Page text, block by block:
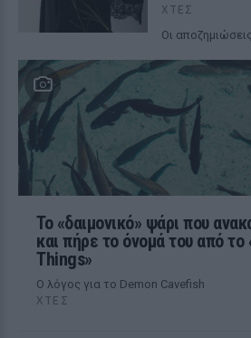
ΧΤΕΣ
Οι
Το «δαιμονικό» ψάρι που
και πήρε το όνομά του από
Things»
Ο λόγος για το Demon Cavefish
ΧΤΕΣ